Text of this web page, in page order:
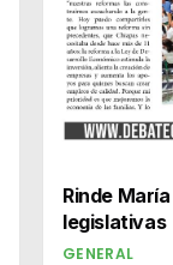
Rinde
legislativas
GENERAL